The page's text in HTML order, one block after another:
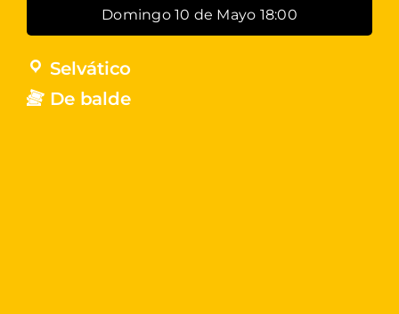
Domingo 10 de Mayo 18:00
Selvático
De balde